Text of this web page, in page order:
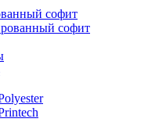
софит
софит